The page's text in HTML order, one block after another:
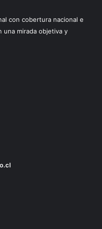
con cobertura nacional e
una mirada objetiva y